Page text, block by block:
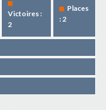
Victoires :
2
Places
: 2